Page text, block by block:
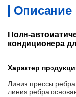
Описание
Полн-
кондиционера
Характер
Линия прессы ребра
линия ребра